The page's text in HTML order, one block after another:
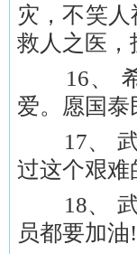
灾，不笑
救人之医，
16、 希
爱。愿国
17、 武
过这个艰难
18、 武
员都要加